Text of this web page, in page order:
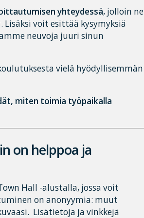
yhteydessä, jolloin ne
voit esittää kysymyksiä
neuvoja juuri sinun
vielä hyödyllisemmän
miten toimia työpaikalla
on helppoa ja
Hall -alustalla, jossa voit
on anonyymia: muut
Lisätietoja ja vinkkejä